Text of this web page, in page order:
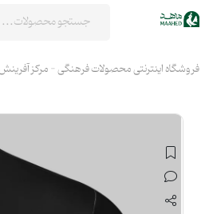
فروشگاه اینترنتی محصولات فرهنگی - مرکز